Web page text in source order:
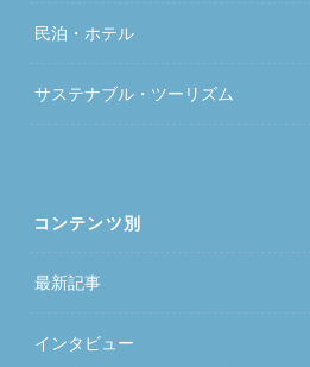
民泊・ホテル
サステナブル・ツーリズム
コンテンツ別
最新記事
インタビュー